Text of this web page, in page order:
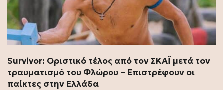
Survivor: Οριστικό τέλος από τον ΣΚΑΪ μετά τον
τραυματισμό του Φλώρου – Επιστρέφουν οι
παίκτες στην Ελλάδα